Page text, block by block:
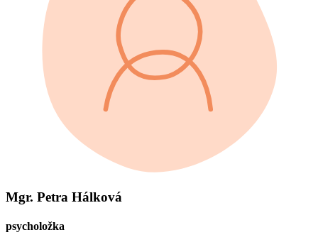
Mgr. Petra Hálková
psycholožka